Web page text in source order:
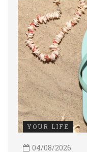
YOUR LIFE
04/08/2026